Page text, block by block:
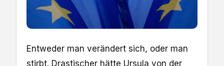
Entweder man verändert sich, oder man
stirbt. Drastischer hätte Ursula von der